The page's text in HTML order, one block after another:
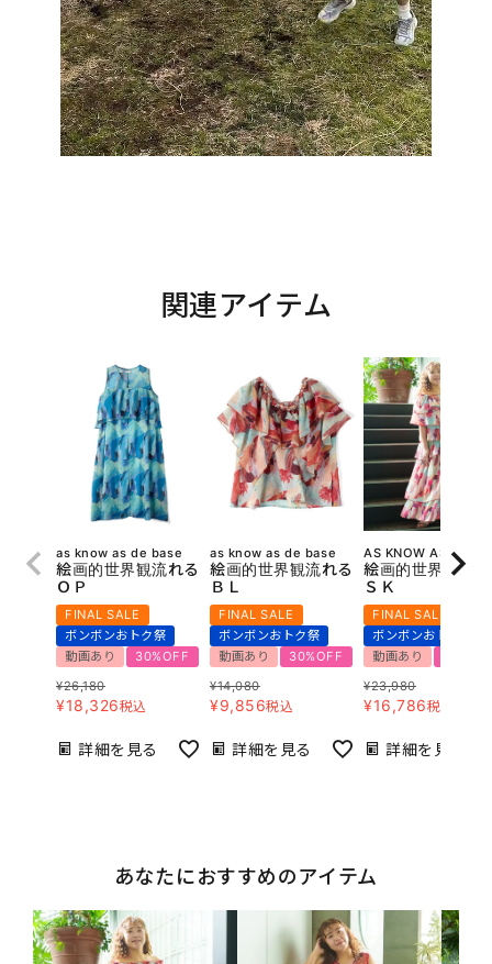
関連アイテム
as know as de base
絵画的世界観流れる
ＯＰ
FINAL SALE
ボンボンおトク祭
動画あり
30%OFF
¥26,180
¥18,326税込
詳細を見る
as know as de base
絵画的世界観流れる
ＢＬ
FINAL SALE
ボンボンおトク祭
動画あり
30%OFF
¥14,080
¥9,856税込
詳細を見る
AS KNOW AS olaca
絵画的世界観流
ＳＫ
FINAL SALE
ボンボンおトク祭
動画あり
¥23,980
¥16,786税込
詳細を見る
あなたにおすすめのアイテム